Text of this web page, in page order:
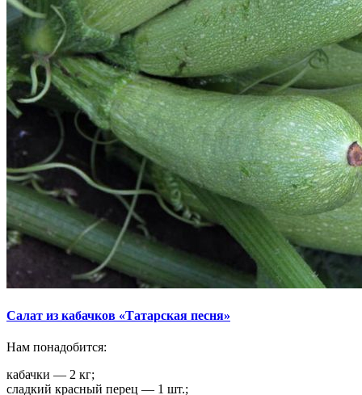
Салат из кабачков «Татарская песня»
Нам понадобится:
кабачки — 2 кг;
сладкий красный перец — 1 шт.;